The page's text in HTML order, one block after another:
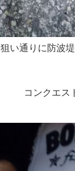
狙い通りに防波
コンクエス